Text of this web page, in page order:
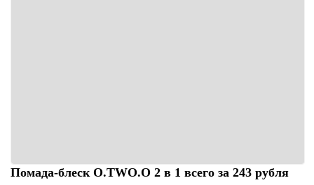
Помада-блеск O.TWO.O 2 в 1 всего за 243 рубля